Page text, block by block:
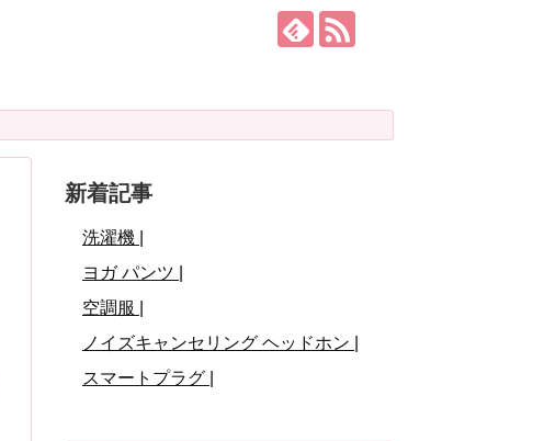
新着記事
洗濯機 |
ヨガ パンツ |
空調服 |
ノイズキャンセリング ヘッドホン |
スマートプラグ |